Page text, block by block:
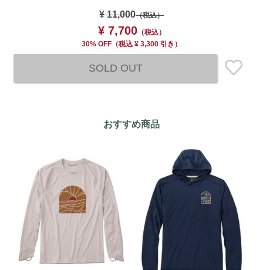
¥ 11,000（税込）
¥ 7,700（税込）
30% OFF （税込 ¥ 3,300 引き）
SOLD OUT
おすすめ商品